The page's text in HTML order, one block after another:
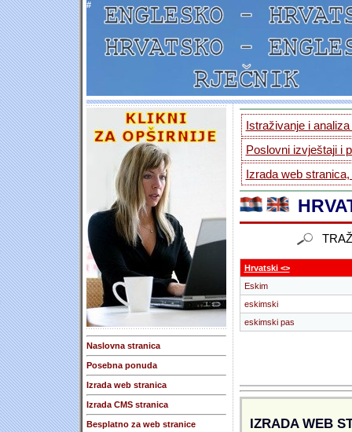
#
Naslovna stranica
Posebna ponuda
Izrada web stranica
Izrada CMS stranica
Besplatno za web stranice
Istraživanje i
Poslovni izvještaji i
Izrada web
Hrvatski <>
Eskim
eskimski
eskimski pas
IZRADA WEB